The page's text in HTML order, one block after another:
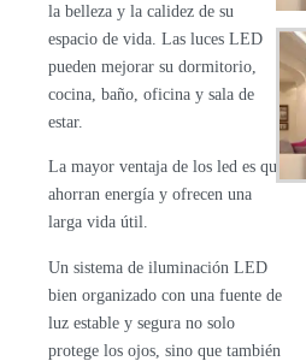
la belleza y la calidez de su
espacio de vida. Las luces LED
pueden mejorar su dormitorio,
cocina, baño, oficina y sala de
estar.
La mayor ventaja de los led es que
ahorran energía y ofrecen una
larga vida útil.
Un sistema de iluminación LED
bien organizado con una fuente de
luz estable y segura no solo
protege los ojos, sino que también